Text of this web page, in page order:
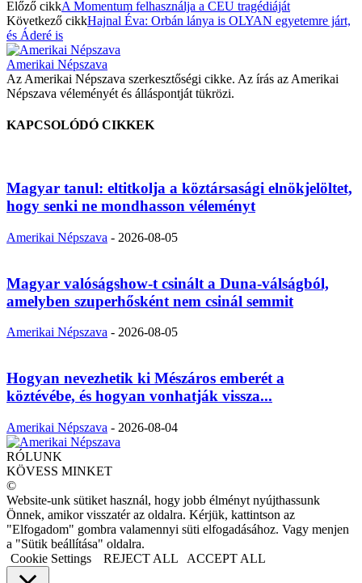
Előző cikkA Momentum felhasználja a CEU tragédiáját
Következő cikkHajnal Éva: Orbán lánya is OLYAN egyetemre járt,
és Áderé is
Amerikai Népszava
Az Amerikai Népszava szerkesztőségi cikke. Az írás az Amerikai
Népszava véleményét és álláspontját tükrözi.
KAPCSOLÓDÓ CIKKEK
Magyar tanul: eltitkolja a köztársasági elnökjelöltet,
hogy senki ne mondhasson véleményt
Amerikai Népszava - 2026-08-05
Magyar valóságshow-t csinált a Duna-válságból,
amelyben szuperhősként nem csinál semmit
Amerikai Népszava - 2026-08-05
Hogyan nevezhetik ki Mészáros emberét a
köztévébe, és hogyan vonhatják vissza...
Amerikai Népszava - 2026-08-04
RÓLUNK
KÖVESS MINKET
©
Website-unk sütiket használ, hogy jobb élményt nyújthassunk
Önnek, amikor visszatér az oldalra. Kérjük, kattintson az
"Elfogadom" gombra valamennyi süti elfogadásához. Vagy menjen
a "Sütik beállítása" oldalra.
Cookie Settings
REJECT ALL ACCEPT ALL